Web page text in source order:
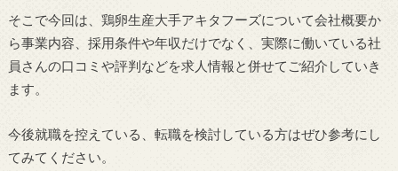
そこで今回は、鶏卵生産大手アキタフーズについて会社概要か
ら事業内容、採用条件や年収だけでなく、実際に働いている社
員さんの口コミや評判などを求人情報と併せてご紹介していき
ます。
今後就職を控えている、転職を検討している方はぜひ参考にし
てみてください。